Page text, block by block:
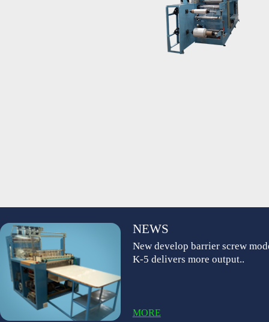
NEWS
New develop barrier screw
K-5 delivers more output..
MORE